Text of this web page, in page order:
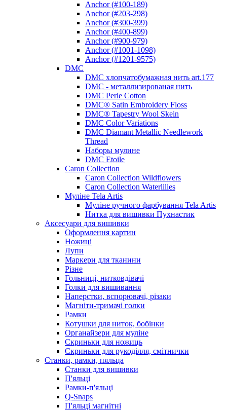
Anchor (#100-189)
Anchor (#203-298)
Anchor (#300-399)
Anchor (#400-899)
Anchor (#900-979)
Anchor (#1001-1098)
Anchor (#1201-9575)
DMC
DMC хлопчатобумажная нить art.177
DMC - металлизированая нить
DMC Perle Cotton
DMC® Satin Embroidery Floss
DMC® Tapestry Wool Skein
DMC Color Variations
DMC Diamant Metallic Needlework
Thread
Наборы мулине
DMC Etoile
Caron Collection
Caron Collection Wildflowers
Caron Collection Waterlilies
Муліне Tela Artis
Муліне ручного фарбування Tela Artis
Нитка для вишивки Пухнастик
Аксесуари для вишивки
Оформлення картин
Ножиці
Лупи
Маркери для тканини
Різне
Гольниці, нитковдівачі
Голки для вишивання
Наперстки, вспорювачі, різаки
Магніти-тримачі голки
Рамки
Котушки для ниток, бобінки
Органайзери для муліне
Скриньки для ножиць
Скриньки для рукоділля, смітнички
Станки, рамки, пяльца
Станки для вишивки
П'яльці
Рамки-п'яльці
Q-Snaps
П'яльці магнітні